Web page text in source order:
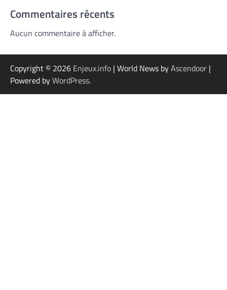
Commentaires récents
Aucun commentaire à afficher.
Copyright © 2026 Enjeux.info | World News byAscendoor |
Powered byWordPress.